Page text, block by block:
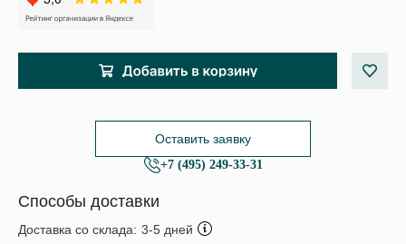
Оставить заявку
+7 (495) 249-33-31
Способы доставки
Доставка со склада: 3-5 дней